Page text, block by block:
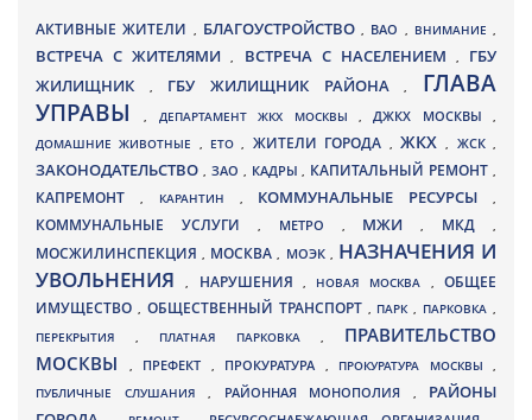
АКТИВНЫЕ ЖИТЕЛИ , БЛАГОУСТРОЙСТВО , ВАО , ВНИМАНИЕ ,
ВСТРЕЧА С ЖИТЕЛЯМИ, ВСТРЕЧА С НАСЕЛЕНИЕМ , ГБУ
ЖИЛИЩНИК
, ГБУ ЖИЛИЩНИК РАЙОНА, ГЛАВА
УПРАВЫ, ДЕПАРТАМЕНТ ЖКХ МОСКВЫ ,ДЖКХ МОСКВЫ ,
ДОМАШНИЕ ЖИВОТНЫЕ , ЕТО, ЖИТЕЛИ ГОРОДА , ЖКХ, ЖСК,
ЗАКОНОДАТЕЛЬСТВО , ЗАО , КАДРЫ, КАПИТАЛЬНЫЙ РЕМОНТ ,
КАПРЕМОНТ , КАРАНТИН , КОММУНАЛЬНЫЕ РЕСУРСЫ,
КОММУНАЛЬНЫЕ УСЛУГИ , МЕТРО , МЖИ, МКД ,
МОСЖИЛИНСПЕКЦИЯ, МОСКВА , МОЭК , НАЗНАЧЕНИЯ И
УВОЛЬНЕНИЯ, НАРУШЕНИЯ , НОВАЯ МОСКВА ,ОБЩЕЕ
ИМУЩЕСТВО , ОБЩЕСТВЕННЫЙ ТРАНСПОРТ , ПАРК, ПАРКОВКА ,
ПЕРЕКРЫТИЯ , ПЛАТНАЯ ПАРКОВКА , ПРАВИТЕЛЬСТВО
МОСКВЫ
, ПРЕФЕКТ , ПРОКУРАТУРА , ПРОКУРАТУРА МОСКВЫ ,
ПУБЛИЧНЫЕ СЛУШАНИЯ , РАЙОННАЯ МОНОПОЛИЯ , РАЙОНЫ